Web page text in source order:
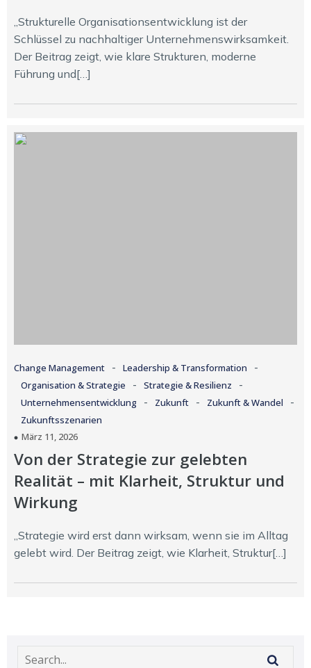
„Strukturelle Organisationsentwicklung ist der
Schlüssel zu nachhaltiger Unternehmenswirksamkeit.
Der Beitrag zeigt, wie klare Strukturen, moderne
Führung und[…]
Change Management - Leadership & Transformation -
Organisation & Strategie - Strategie & Resilienz -
Unternehmensentwicklung - Zukunft - Zukunft & Wandel -
Zukunftsszenarien
März 11, 2026
Von der Strategie zur gelebten
Realität – mit Klarheit, Struktur und
Wirkung
„Strategie wird erst dann wirksam, wenn sie im Alltag
gelebt wird. Der Beitrag zeigt, wie Klarheit, Struktur[…]